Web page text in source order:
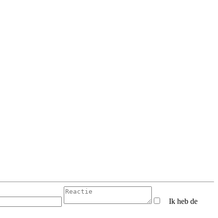
Ik heb de